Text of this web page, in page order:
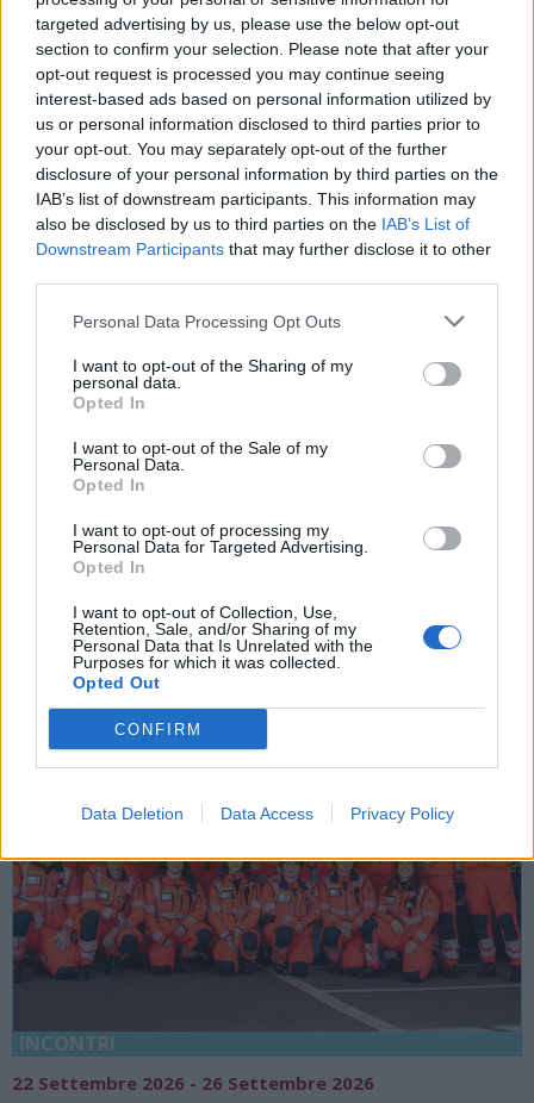
targeted advertising by us, please use the below opt-out
section to confirm your selection. Please note that after your
opt-out request is processed you may continue seeing
interest-based ads based on personal information utilized by
us or personal information disclosed to third parties prior to
your opt-out. You may separately opt-out of the further
disclosure of your personal information by third parties on the
IAB’s list of downstream participants. This information may
also be disclosed by us to third parties on the IAB’s List of
Downstream Participants that may further disclose it to other
Personal Data Processing Opt Outs
I want to opt-out of the Sharing of my
personal data.
Opted In
I want to opt-out of the Sale of my
Personal Data.
Opted In
I want to opt-out of processing my
Personal Data for Targeted Advertising.
Opted In
I want to opt-out of Collection, Use,
Retention, Sale, and/or Sharing of my
Personal Data that Is Unrelated with the
Purposes for which it was collected.
Opted Out
CONFIRM
Data Deletion Data Access Privacy Policy
POTREBBERO INTERESSARTI ANCHE
INCONTRI
16 Ottobre 2026 - 25 Ottobre 2026
Artisti internazionali, scuole e spazi
urbani: a Varese cresce Insight Foto
Festival
Varese
INCONTRI
22 Settembre 2026 - 26 Settembre 2026